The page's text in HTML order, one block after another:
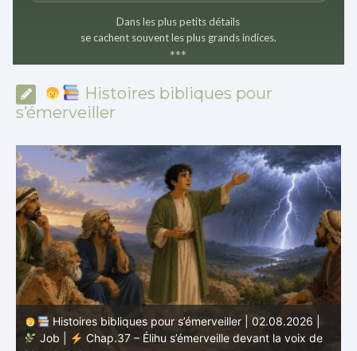
Dans les plus petits détails
se cachent souvent les plus grands indices.
***
Histoires bibliques pour
s’émerveiller
Histoires bibliques pour s’émerveiller | 01.08.2026 |
Job |
Chap.36 – Élihu continue de parler de la